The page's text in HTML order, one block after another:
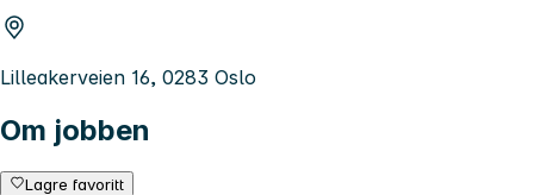
Lilleakerveien 16, 0283 Oslo
Om jobben
Lagre favoritt